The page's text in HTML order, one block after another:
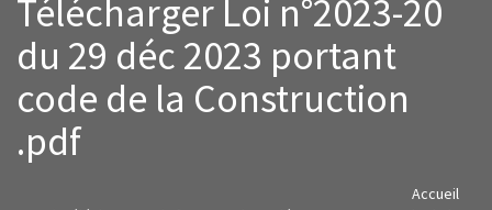
Télécharger Loi n°2023-20
du 29 déc 2023 portant
code de la Construction
.pdf
Accueil